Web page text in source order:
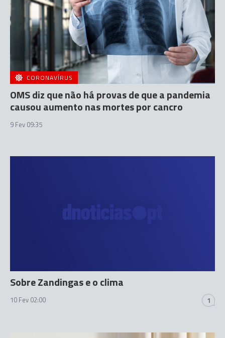
CORONAVÍRUS
OMS diz que não há provas de que a pandemia
causou aumento nas mortes por cancro
9 Fev 09:35
Sobre Zandingas e o clima
10 Fev 02:00 1